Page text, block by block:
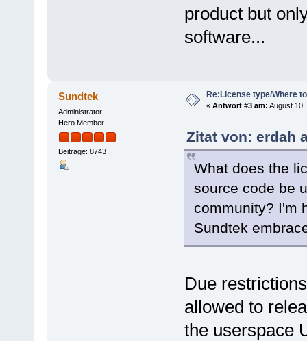
product but
software...
Sundtek
Administrator
Hero Member
Beiträge: 8743
Re:License type/Where
« Antwort #3 am: August 10,
Zitat von: erdah
What does the
source code be
community? I'm
Sundtek
Due
allowed to
the userspace